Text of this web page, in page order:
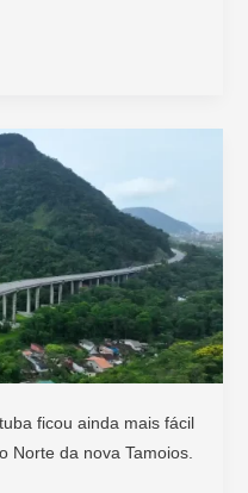
ficou ainda mais fácil
Norte da nova Tamoios.